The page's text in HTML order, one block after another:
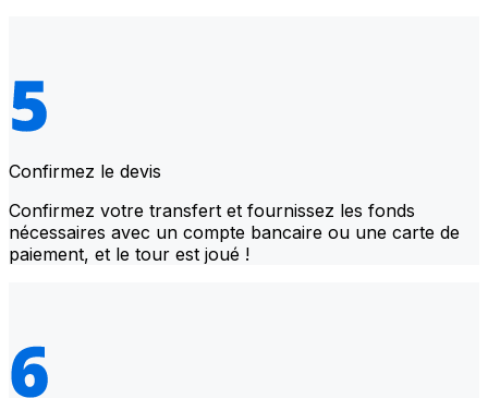
Confirmez le devis
Confirmez votre transfert et fournissez les fonds
nécessaires avec un compte bancaire ou une carte de
paiement, et le tour est joué !